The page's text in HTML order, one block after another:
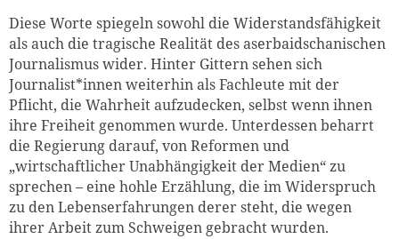
Diese Worte spiegeln sowohl die Widerstandsfähigkeit
als auch die tragische Realität des aserbaidschanischen
Journalismus wider. Hinter Gittern sehen sich
Journalist*innen weiterhin als Fachleute mit der
Pflicht, die Wahrheit aufzudecken, selbst wenn ihnen
ihre Freiheit genommen wurde. Unterdessen beharrt
die Regierung darauf, von Reformen und
„wirtschaftlicher Unabhängigkeit der Medien“ zu
sprechen – eine hohle Erzählung, die im Widerspruch
zu den Lebenserfahrungen derer steht, die wegen
ihrer Arbeit zum Schweigen gebracht wurden.